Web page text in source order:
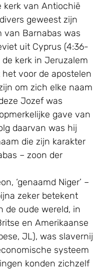
kerk van Antiochië
geweest zijn
van Barnabas was
uit Cyprus (4:36-
kerk in Jeruzalem
voor de apostelen
om zich elke naam
Jozef was
gave van
daarvan was hij
die zijn karakter
– zoon der
‘genaamd Niger’ –
zeker betekent
de oude wereld, in
en Amerikaanse
JL), was slavernij
systeem
konden zichzelf